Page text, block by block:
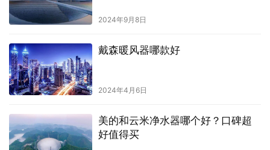
2024年9月8日
戴森暖风器哪款好
2024年4月6日
美的和云米净水器哪个好？口碑超
好值得买